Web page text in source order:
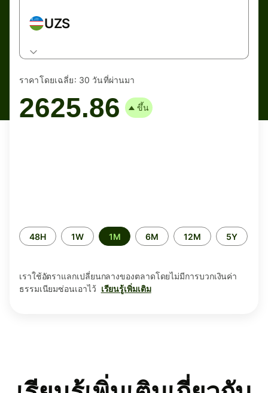
UZS
ราคาโดยเฉลี่ย: 30 วันที่ผ่านมา
2625.86 ขึ้น
ระยะ
เวลา
48H 1W 1M 6M 12M 5Y
เราใช้อัตราแลกเปลี่ยนกลางของตลาดโดยไม่มีการบวกเงินค่า
ธรรมเนียมซ่อนเอาไว้ เรียนรู้เพิ่มเติม